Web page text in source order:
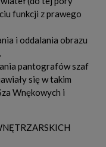
funkcji z prawego
i oddalania obrazu
pantografów szaf
się w takim
Wnękowych i